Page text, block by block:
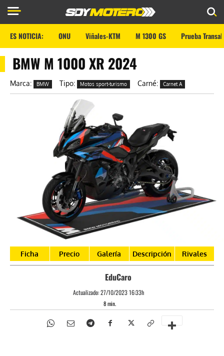
ES NOTICIA: ONU Viñales-KTM M 1300 GS Prueba
BMW M 1000 XR 2024
Marca: BMW Tipo: Motos sport-turismo Carné: Carnet A
Ficha Precio Galería Descripción Rivales
EduCaro
Actualizado:27/10/2023 16:33h
8min.